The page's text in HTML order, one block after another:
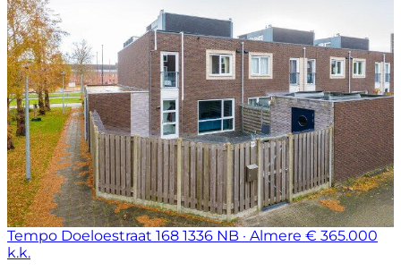
Tempo Doeloestraat 168 1336 NB · Almere € 365.000
k.k.